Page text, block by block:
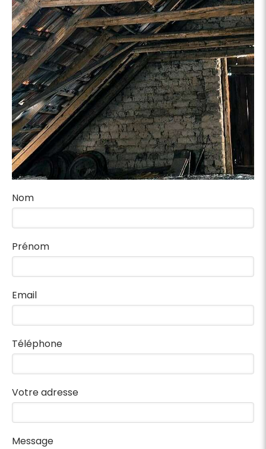
Nom
Prénom
Email
Téléphone
Votre adresse
Message